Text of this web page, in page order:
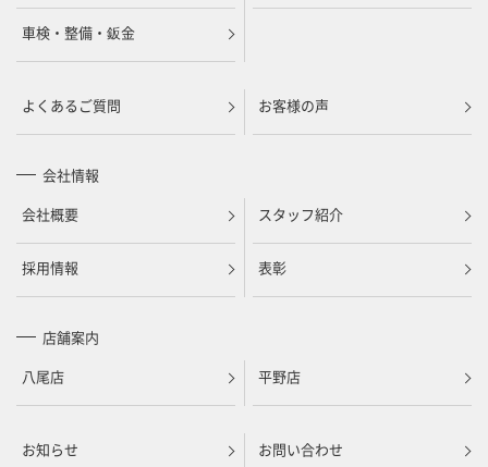
車検・整備・鈑金
よくあるご質問 お客様の声
会社情報
会社概要
スタッフ紹介
採用情報 表彰
店舗案内
八尾店
平野店
お知らせ お問い合わせ